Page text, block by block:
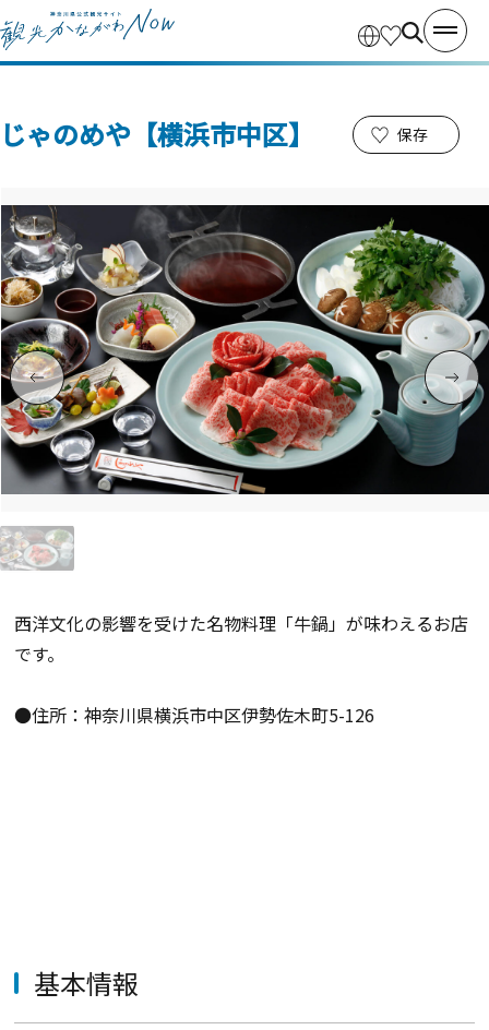
じゃのめや【横浜市中区】 保存
西洋文化の影響を受けた名物料理「牛鍋」が味わえるお店
です。
●住所：神奈川県横浜市中区伊勢佐木町5-126
基本情報